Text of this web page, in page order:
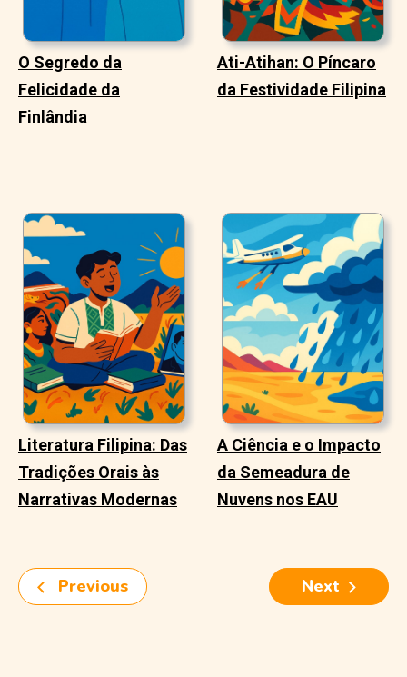
O Segredo da
Felicidade da
Finlândia
Ati-Atihan: O Píncaro
da Festividade Filipina
Literatura Filipina: Das
Tradições Orais às
Narrativas Modernas
A Ciência e o Impacto
da Semeadura de
Nuvens nos EAU
Next
Previous